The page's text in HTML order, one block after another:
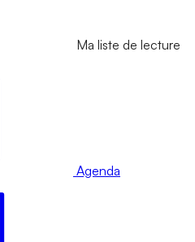
Ma liste de lecture
Agenda